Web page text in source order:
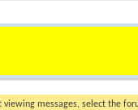
viewing messages, select the